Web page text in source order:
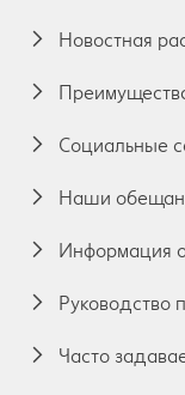
Новостная
Социальные
Наши
Информация
Руководство
Часто